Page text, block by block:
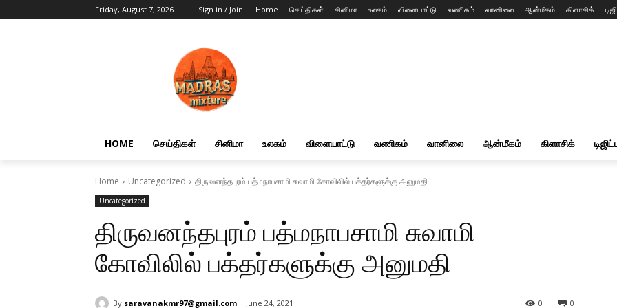
Friday, August 7, 2026 Sign in / Join Home செய்திகள் சினிமா உலகம் விளையாட்டு வணிகம் வானிலை ஆன்மீகம் கிளாசிக்
HOME செய்திகள் சினிமா உலகம் விளையாட்டு வணிகம் வானிலை ஆன்மீகம் கிளாசிக்
Home Uncategorized திருவனந்தபுரம் பத்மநாபசாமி சுவாமி கோவிலில் பக்தர்களுக்கு அனுமதி
Uncategorized
திருவனந்தபுரம் பத்மநாபசாமி சுவாமி
கோவிலில் பக்தர்களுக்கு அனுமதி
By saravanakmr97@gmail.com June 24, 2021 0
0